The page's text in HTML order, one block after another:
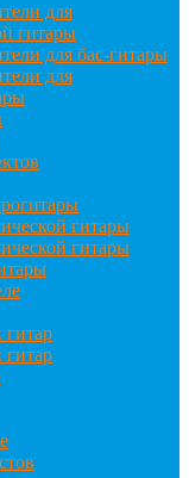
для
гитары
для бас-гитары
для
гитары
гитары
гитар
гитар